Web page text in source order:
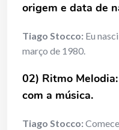
origem e data de
Tiago Stocco: Eu
março de 1980.
02) Ritmo
com a música.
Tiago Stocco: